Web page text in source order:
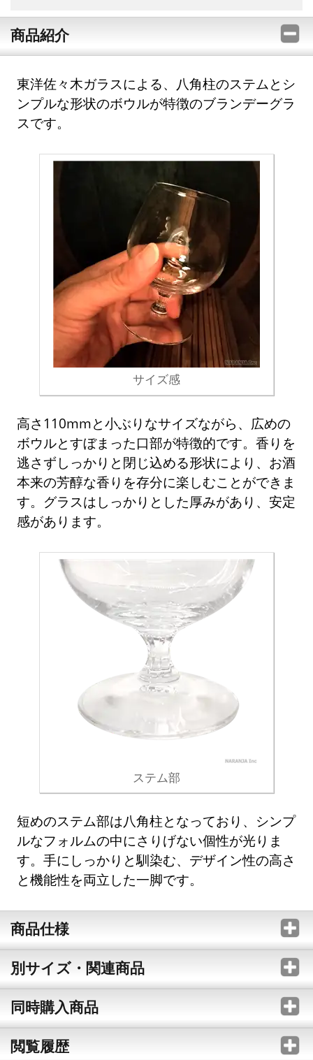
商品紹介
東洋佐々木ガラスによる、八角柱のステムとシ
ンプルな形状のボウルが特徴のブランデーグラ
スです。
サイズ感
高さ110mmと小ぶりなサイズながら、広めの
ボウルとすぼまった口部が特徴的です。香りを
逃さずしっかりと閉じ込める形状により、お酒
本来の芳醇な香りを存分に楽しむことができま
す。グラスはしっかりとした厚みがあり、安定
感があります。
ステム部
短めのステム部は八角柱となっており、シンプ
ルなフォルムの中にさりげない個性が光りま
す。手にしっかりと馴染む、デザイン性の高さ
と機能性を両立した一脚です。
商品仕様
別サイズ・関連商品
同時購入商品
閲覧履歴